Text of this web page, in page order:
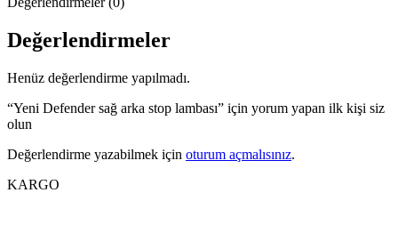
Değerlendirmeler
Henüz değerlendirme yapılmadı.
“Yeni Defender sağ arka stop lambası” için yorum yapan ilk kişi siz
olun
Değerlendirme yazabilmek için oturum açmalısınız.
KARGO